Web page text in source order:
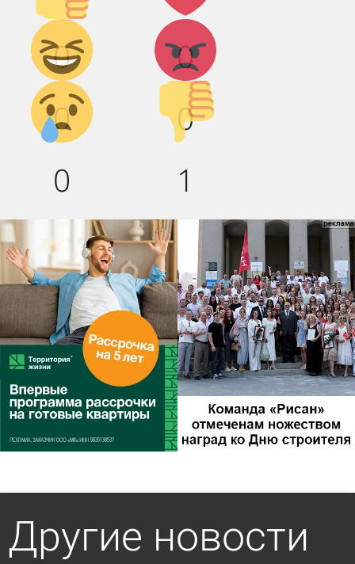
0 0
Дикий
смех!
0
Агрессия!
0
Грусть :(
0
Палец
вниз!
1
Другие новости